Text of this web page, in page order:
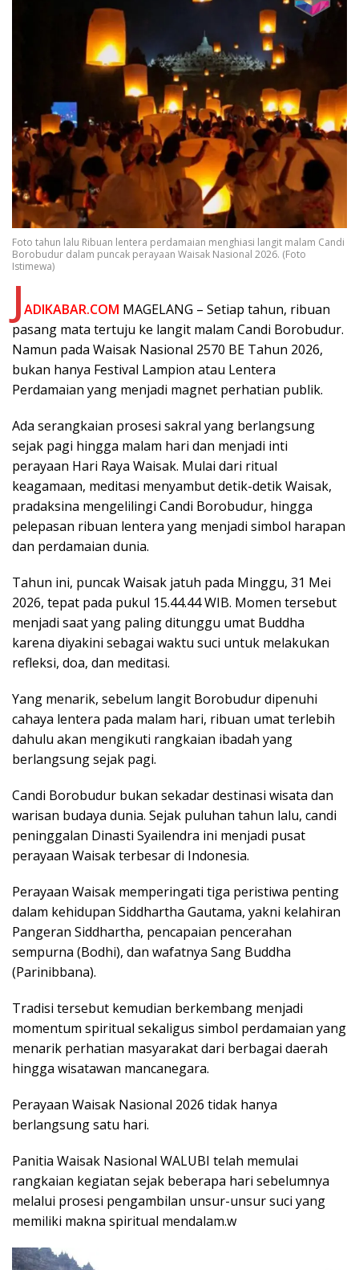
Foto tahun lalu Ribuan lentera perdamaian menghiasi langit malam Candi
Borobudur dalam puncak perayaan Waisak Nasional 2026. (Foto
Istimewa)
JADIKABAR.COM MAGELANG – Setiap tahun, ribuan
pasang mata tertuju ke langit malam Candi Borobudur.
Namun pada Waisak Nasional 2570 BE Tahun 2026,
bukan hanya Festival Lampion atau Lentera
Perdamaian yang menjadi magnet perhatian publik.
Ada serangkaian prosesi sakral yang berlangsung
sejak pagi hingga malam hari dan menjadi inti
perayaan Hari Raya Waisak. Mulai dari ritual
keagamaan, meditasi menyambut detik-detik Waisak,
pradaksina mengelilingi Candi Borobudur, hingga
pelepasan ribuan lentera yang menjadi simbol harapan
dan perdamaian dunia.
Tahun ini, puncak Waisak jatuh pada Minggu, 31 Mei
2026, tepat pada pukul 15.44.44 WIB. Momen tersebut
menjadi saat yang paling ditunggu umat Buddha
karena diyakini sebagai waktu suci untuk melakukan
refleksi, doa, dan meditasi.
Yang menarik, sebelum langit Borobudur dipenuhi
cahaya lentera pada malam hari, ribuan umat terlebih
dahulu akan mengikuti rangkaian ibadah yang
berlangsung sejak pagi.
Candi Borobudur bukan sekadar destinasi wisata dan
warisan budaya dunia. Sejak puluhan tahun lalu, candi
peninggalan Dinasti Syailendra ini menjadi pusat
perayaan Waisak terbesar di Indonesia.
Perayaan Waisak memperingati tiga peristiwa penting
dalam kehidupan Siddhartha Gautama, yakni kelahiran
Pangeran Siddhartha, pencapaian pencerahan
sempurna (Bodhi), dan wafatnya Sang Buddha
(Parinibbana).
Tradisi tersebut kemudian berkembang menjadi
momentum spiritual sekaligus simbol perdamaian yang
menarik perhatian masyarakat dari berbagai daerah
hingga wisatawan mancanegara.
Perayaan Waisak Nasional 2026 tidak hanya
berlangsung satu hari.
Panitia Waisak Nasional WALUBI telah memulai
rangkaian kegiatan sejak beberapa hari sebelumnya
melalui prosesi pengambilan unsur-unsur suci yang
memiliki makna spiritual mendalam.w